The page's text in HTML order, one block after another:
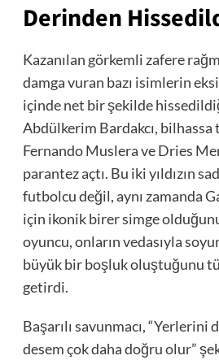
Derinden
Kazanılan görkemli zafere
damga vuran bazı isimlerin
içinde net bir şekilde
Abdülkerim Bardakcı, bilhassa
Fernando Muslera ve Dries
parantez açtı. Bu iki yıldızın
futbolcu değil, aynı zamanda
için ikonik birer simge
oyuncu, onların vedasıyla
büyük bir boşluk oluştuğunu
getirdi.
Başarılı savunmacı, “Yerlerini
desem çok daha doğru olur”